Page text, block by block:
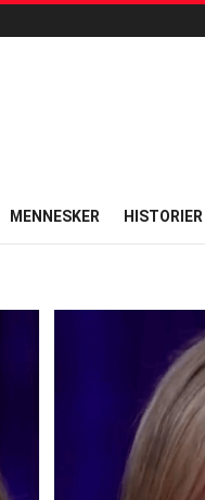
MENNESKER HISTORIER